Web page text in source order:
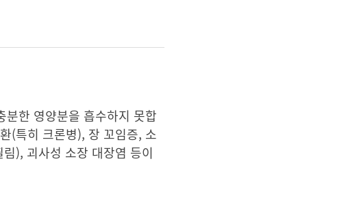
한 영양분을 흡수하지 못합
(특히 크론병), 장 꼬임증, 소
), 괴사성 소장 대장염 등이